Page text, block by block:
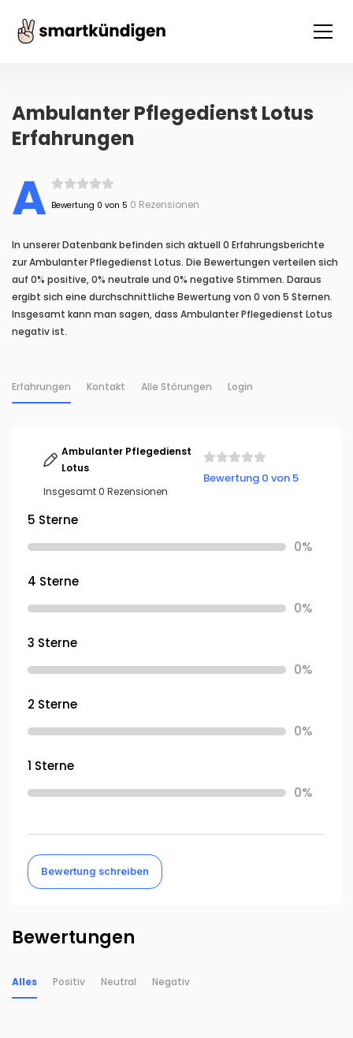
Ambulanter Pflegedienst Lotus
Erfahrungen
A Bewertung 0 von 5 0 Rezensionen
In unserer Datenbank befinden sich aktuell 0 Erfahrungsberichte
zur Ambulanter Pflegedienst Lotus. Die Bewertungen verteilen sich
auf 0% positive, 0% neutrale und 0% negative Stimmen. Daraus
ergibt sich eine durchschnittliche Bewertung von 0 von 5 Sternen.
Insgesamt kann man sagen, dass Ambulanter Pflegedienst Lotus
negativ ist.
Erfahrungen Kontakt Alle Störungen Login
Ambulanter Pflegedienst
Lotus
Insgesamt 0 Rezensionen
Bewertung 0 von 5
5 Sterne
0%
4 Sterne
0%
3 Sterne
0%
2 Sterne
0%
1 Sterne
0%
Bewertung schreiben
Bewertungen
Alles Positiv Neutral Negativ